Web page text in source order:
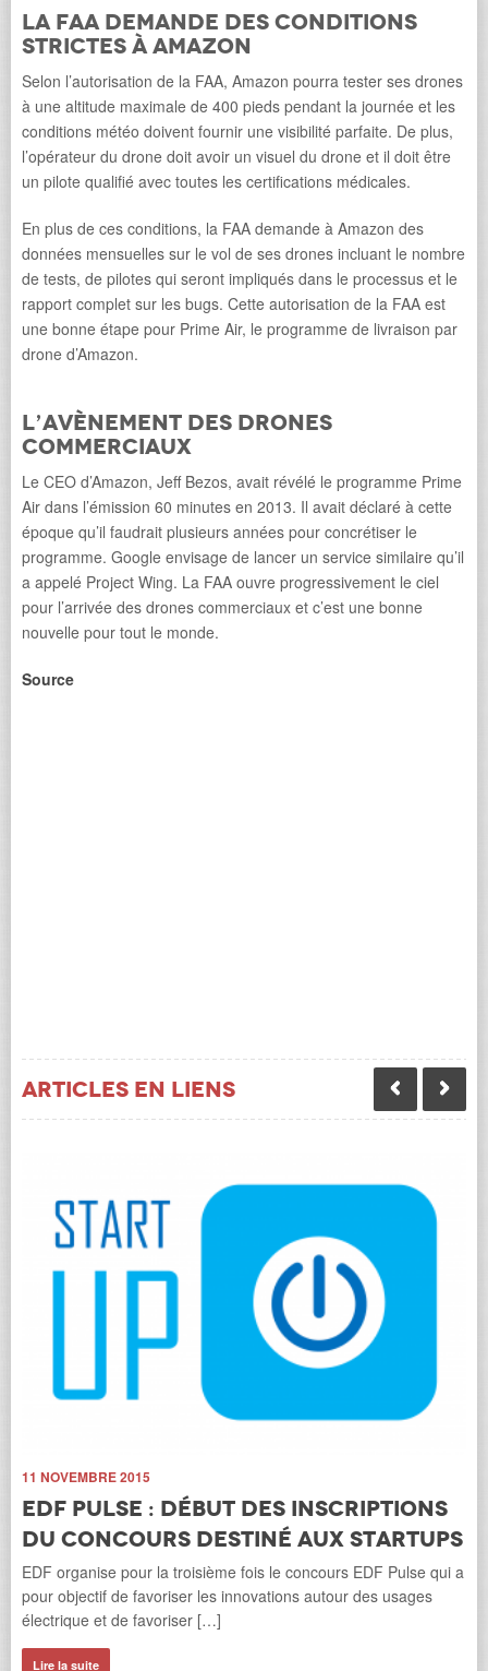
La FAA demande des conditions
strictes à Amazon
Selon l’autorisation de la FAA, Amazon pourra tester ses drones
à une altitude maximale de 400 pieds pendant la journée et les
conditions météo doivent fournir une visibilité parfaite. De plus,
l’opérateur du drone doit avoir un visuel du drone et il doit être
un pilote qualifié avec toutes les certifications médicales.
En plus de ces conditions, la FAA demande à Amazon des
données mensuelles sur le vol de ses drones incluant le nombre
de tests, de pilotes qui seront impliqués dans le processus et le
rapport complet sur les bugs. Cette autorisation de la FAA est
une bonne étape pour Prime Air, le programme de livraison par
drone d’Amazon.
L’avènement des drones
commerciaux
Le CEO d’Amazon, Jeff Bezos, avait révélé le programme Prime
Air dans l’émission 60 minutes en 2013. Il avait déclaré à cette
époque qu’il faudrait plusieurs années pour concrétiser le
programme. Google envisage de lancer un service similaire qu’il
a appelé Project Wing. La FAA ouvre progressivement le ciel
pour l’arrivée des drones commerciaux et c’est une bonne
nouvelle pour tout le monde.
Source
Articles en liens
11 NOVEMBRE 2015
EDF Pulse : Début des inscriptions
du concours destiné aux startups
EDF organise pour la troisième fois le concours EDF Pulse qui a
pour objectif de favoriser les innovations autour des usages
électrique et de favoriser […]
Lire la suite